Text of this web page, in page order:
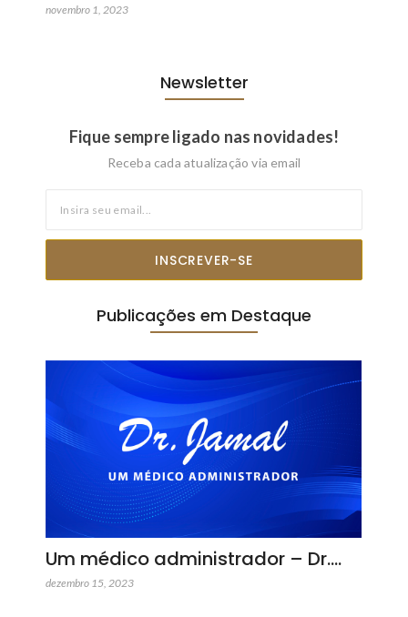
novembro 1, 2023
Newsletter
Fique sempre ligado nas novidades!
Receba cada atualização via email
INSCREVER-SE
Publicações em Destaque
Um médico administrador – Dr.…
dezembro 15, 2023